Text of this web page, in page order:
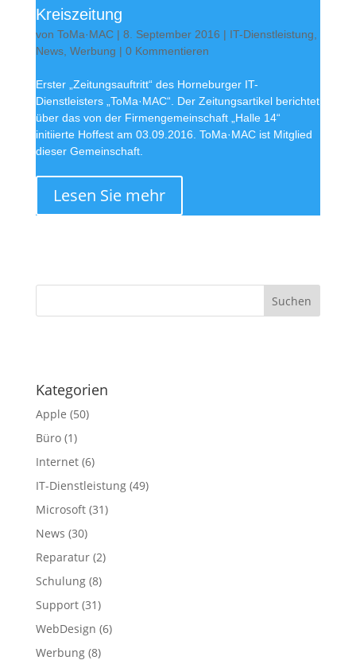
Kreiszeitung
von ToMa·MAC| 8. September 2016 | IT-Dienstleistung
News, Werbung | 0 Kommentieren
Erster „Zeitungsauftritt“ des Horneburger IT-
Dienstleisters „ToMa·MAC“. Der Zeitungsartikel berichtet
über das von der Firmengemeinschaft „Halle 14“
initiierte Hoffest am 03.09.2016. ToMa·MAC ist Mitglied
dieser Gemeinschaft.
Lesen Sie mehr
Kategorien
Apple (50)
Büro(1)
Internet(6)
IT-Dienstleistung(49)
Microsoft(31)
News (30)
Reparatur(2)
Schulung(8)
Support(31)
WebDesign (6)
Werbung(8)